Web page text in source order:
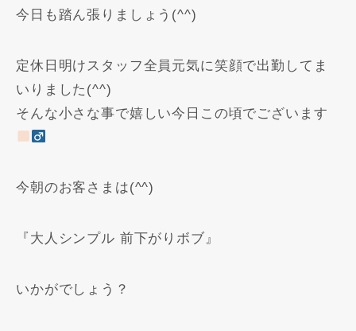
今日も踏ん張りましょう(^^)
定休日明けスタッフ全員元気に笑顔で出勤してま
いりました(^^)
そんな小さな事で嬉しい今日この頃でございます
今朝のお客さまは(^^)
『大人シンプル 前下がりボブ』
いかがでしょう？